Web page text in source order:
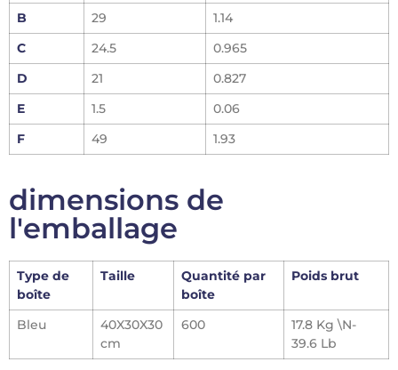
B
29
1.14
C
24.5
0.965
D
21
0.827
E
1.5
0.06
F
49 1.93
dimensions de
l'emballage
Type de
boîte
Taille
Quantité par
boîte
Poids brut
Bleu
40X30X30
cm
600
17.8 Kg \N-
39.6 Lb